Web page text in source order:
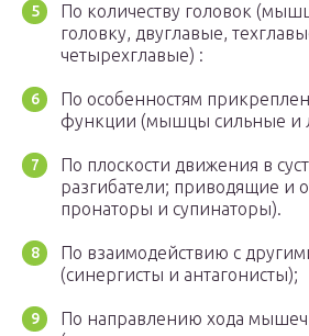
По количеству головок
головку, двуглавые,
четырехглавые) :
По особенностям
функции (мышцы сильные и
По плоскости движения в
разгибатели; приводящие и
пронаторы и супинаторы).
По взаимодействию с
(синергисты и антагонисты);
По направлению хода